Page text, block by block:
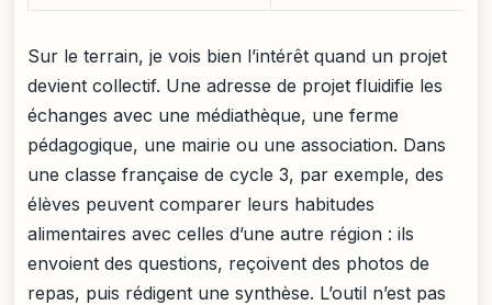
Sur le terrain, je vois bien l’intérêt quand un projet
devient collectif. Une adresse de projet fluidifie les
échanges avec une médiathèque, une ferme
pédagogique, une mairie ou une association. Dans
une classe française de cycle 3, par exemple, des
élèves peuvent comparer leurs habitudes
alimentaires avec celles d’une autre région : ils
envoient des questions, reçoivent des photos de
repas, puis rédigent une synthèse. L’outil n’est pas